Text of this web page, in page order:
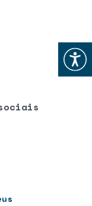
Abrir